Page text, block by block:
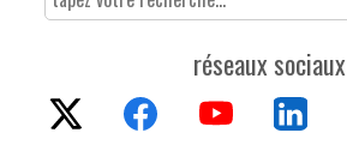
réseaux sociaux